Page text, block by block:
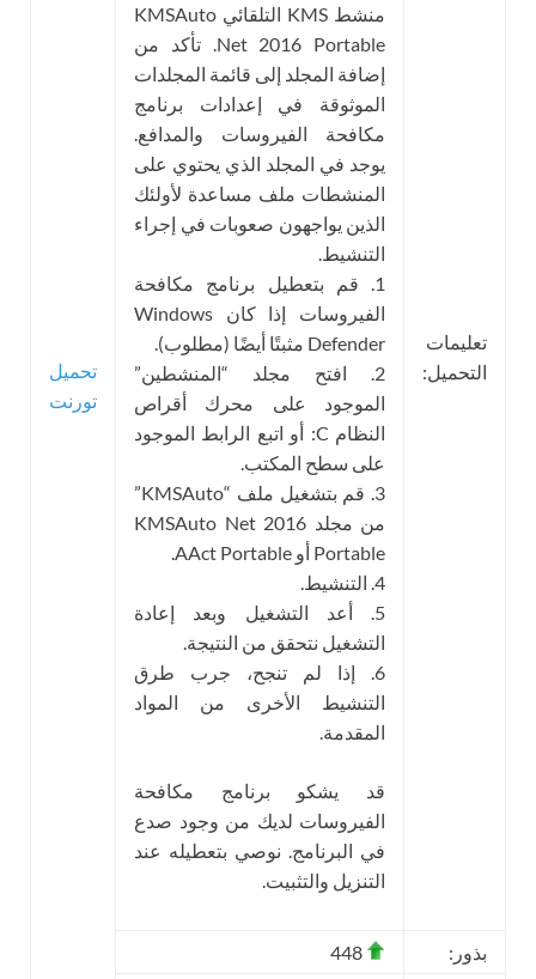
تحميل
تورنت
تعليمات
التحميل:
منشط KMS التلقائي KMSAuto
Net 2016 Portable. تأكد من
إضافة المجلد إلى قائمة المجلدات
الموثوقة في إعدادات برنامج
مكافحة الفيروسات والمدافع.
يوجد في المجلد الذي يحتوي على
المنشطات ملف مساعدة لأولئك
الذين يواجهون صعوبات في إجراء
التنشيط.
1. قم بتعطيل برنامج مكافحة
الفيروسات إذا كان Windows
Defender مثبتًا أيضًا (مطلوب).
2. افتح مجلد “المنشطين”
الموجود على محرك أقراص
النظام C: أو اتبع الرابط الموجود
على سطح المكتب.
3. قم بتشغيل ملف “KMSAuto”
من مجلد KMSAuto Net 2016
Portable أو AAct Portable.
4. التنشيط.
5. أعد التشغيل وبعد إعادة
التشغيل نتحقق من النتيجة.
6. إذا لم تنجح، جرب طرق
التنشيط الأخرى من المواد
المقدمة.
قد يشكو برنامج مكافحة
الفيروسات لديك من وجود صدع
في البرنامج. نوصي بتعطيله عند
التنزيل والتثبيت.
بذور: